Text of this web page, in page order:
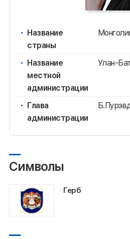
Название
страны
Название
местной
администрации
Улан-
Глава
администрации
Символы
Герб